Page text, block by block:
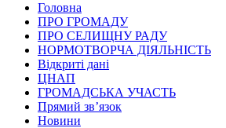
Головна
ПРО ГРОМАДУ
ПРО СЕЛИЩНУ РАДУ
НОРМОТВОРЧА ДІЯЛЬНІСТЬ
Відкриті дані
ЦНАП
ГРОМАДСЬКА УЧАСТЬ
Прямий зв’язок
Новини